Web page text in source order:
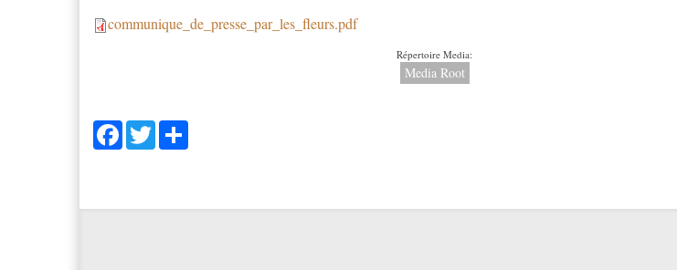
communique_de_presse_par_les_fleurs.pdf
communique_de_presse_par_les_fleurs.pdf
Répertoire Media:
Media Root
Facebook
Twitter